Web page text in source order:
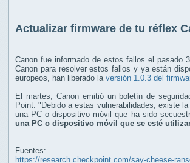
Actualizar firmware de tu réflex
Canon fue informado de estos fallos el pasado
Canon para resolver estos fallos y ya están
europeos, han liberado la versión 1.0.3 del
El martes, Canon emitió un boletín de
Point. "Debido a estas vulnerabilidades, existe
una PC o dispositivo móvil que ha sido
una PC o dispositivo móvil que se esté
Fuentes:
https://research.checkpoint.com/say-cheese-